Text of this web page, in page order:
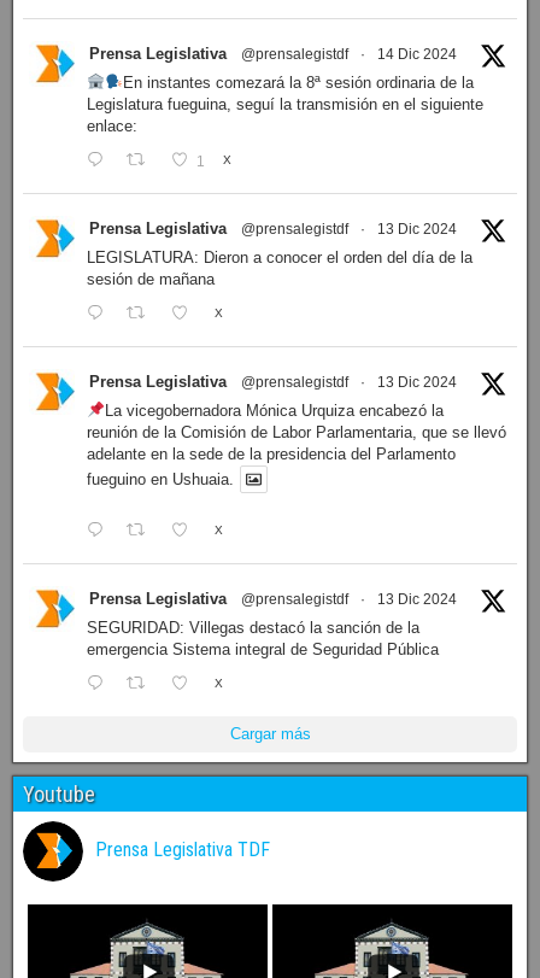
Prensa Legislativa @prensalegistdf · 14 Dic 2024
En instantes comezará la 8ª sesión ordinaria de la
Legislatura fueguina, seguí la transmisión en el siguiente
enlace:
1 X
Prensa Legislativa @prensalegistdf · 13 Dic 2024
LEGISLATURA: Dieron a conocer el orden del día de la
sesión de mañana
X
Prensa Legislativa @prensalegistdf · 13 Dic 2024
La vicegobernadora Mónica Urquiza encabezó la
reunión de la Comisión de Labor Parlamentaria, que se llevó
adelante en la sede de la presidencia del Parlamento
fueguino en Ushuaia.
X
Prensa Legislativa @prensalegistdf · 13 Dic 2024
SEGURIDAD: Villegas destacó la sanción de la
emergencia Sistema integral de Seguridad Pública
X
Cargar más
Youtube
Prensa Legislativa TDF